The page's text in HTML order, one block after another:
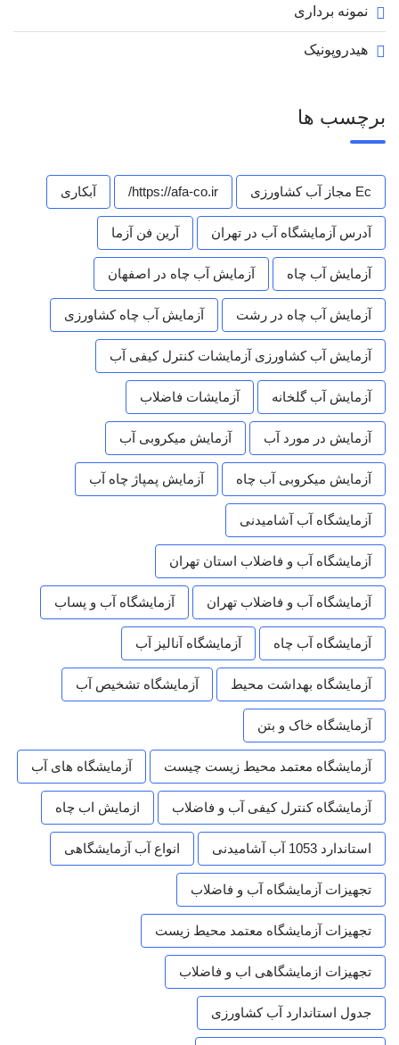
نمونه برداری
هیدروپونیک
برچسب ها
Ec مجاز آب کشاورزی https://afa-co.ir/ آبکاری
آدرس آزمایشگاه آب در تهران آرین فن آزما
آزمایش آب چاه آزمایش آب چاه در اصفهان
آزمایش آب چاه در رشت آزمایش آب چاه کشاورزی
آزمایش آب کشاورزی آزمایشات کنترل کیفی آب
آزمایش آب گلخانه آزمایشات فاضلاب
آزمایش در مورد آب آزمایش میکروبی آب
آزمایش میکروبی آب چاه آزمایش پمپاژ چاه آب
آزمایشگاه آب آشامیدنی
آزمایشگاه آب و فاضلاب استان تهران
آزمایشگاه آب و فاضلاب تهران آزمایشگاه آب و پساب
آزمایشگاه آب چاه آزمایشگاه آنالیز آب
آزمایشگاه بهداشت محیط آزمایشگاه تشخیص آب
آزمایشگاه خاک و بتن
آزمایشگاه معتمد محیط زیست چیست آزمایشگاه های آب
آزمایشگاه کنترل کیفی آب و فاضلاب ازمایش اب چاه
استاندارد 1053 آب آشامیدنی انواع آب آزمایشگاهی
تجهیزات آزمایشگاه آب و فاضلاب
تجهیزات آزمایشگاه معتمد محیط زیست
تجهیزات ازمایشگاهی اب و فاضلاب
جدول استاندارد آب کشاورزی